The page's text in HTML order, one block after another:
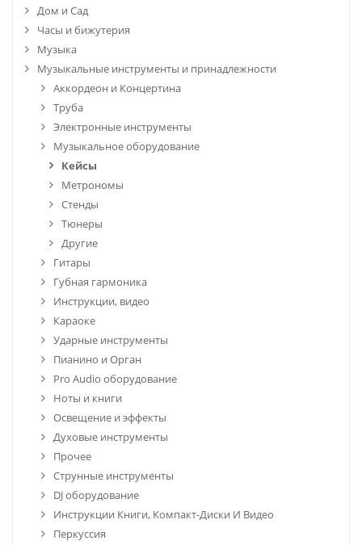
Дом и Сад
Часы и бижутерия
Музыка
Музыкальные инструменты и принадлежности
Аккордеон и Концертина
Труба
Электронные инструменты
Музыкальное оборудование
Кейсы
Метрономы
Стенды
Тюнеры
Другие
Гитары
Губная гармоника
Инструкции, видео
Караоке
Ударные инструменты
Пианино и Орган
Pro Audio оборудование
Ноты и книги
Освещение и эффекты
Духовые инструменты
Прочее
Струнные инструменты
DJ оборудование
Инструкции Книги, Компакт-Диски И Видео
Перкуссия